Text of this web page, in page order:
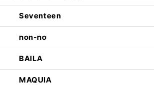
Seventeen
non-no
BAILA
MAQUIA